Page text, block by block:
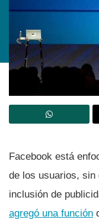
Facebook está
de los usuarios, sin
inclusión de
agregó una función